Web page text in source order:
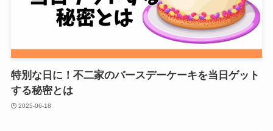
特別な日に！不二家のバースデーケーキを当日ゲット
する秘密とは
2025-06-18